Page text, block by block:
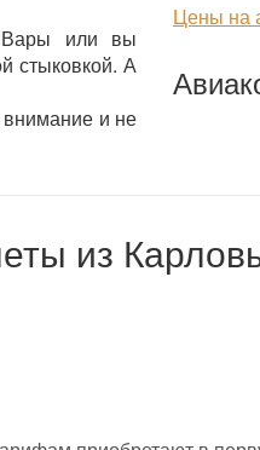
Вары или вы
стыковкой. А
и не
Цены на
из